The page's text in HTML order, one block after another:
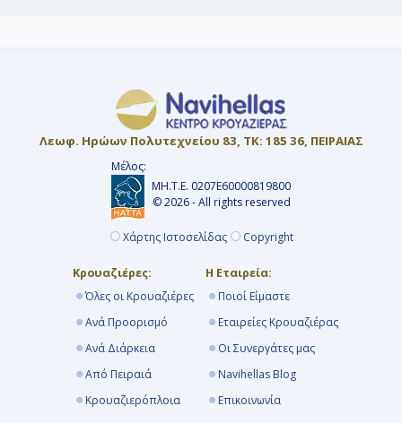
Λεωφ. Ηρώων Πολυτεχνείου 83, ΤΚ: 185 36, ΠΕΙΡΑΙΑΣ
Μέλος:
ΜΗ.Τ.Ε. 0207Ε60000819800
© 2026 - All rights reserved
Χάρτης Ιστοσελίδας Copyright
Κρουαζιέρες:
Όλες οι Κρουαζιέρες
Ανά Προορισμό
Ανά Διάρκεια
Από Πειραιά
Κρουαζιερόπλοια
Η Εταιρεία:
Ποιοί Είμαστε
Εταιρείες Κρουαζιέρας
Οι Συνεργάτες μας
Navihellas Blog
Επικοινωνία